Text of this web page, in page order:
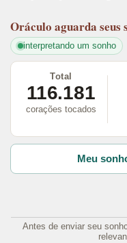
Oráculo aguarda seus
interpretando um sonho
Total
116.181
corações tocados
Meu
Antes de enviar seu